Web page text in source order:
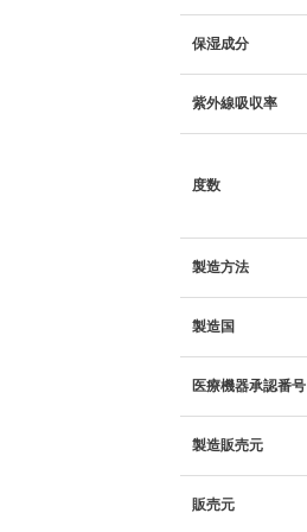
保湿成分
紫外線吸収率
度数
製造方法
製造国
医療機器承認番号
製造販売元
販売元